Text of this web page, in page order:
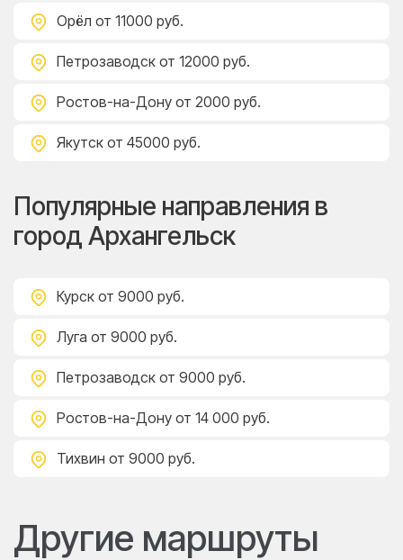
Орёл от 11000 руб.
Петрозаводск от 12000 руб.
Ростов-на-Дону от 2000 руб.
Якутск от 45000 руб.
Популярные направления в
город Архангельск
Курск от 9000 руб.
Луга от 9000 руб.
Петрозаводск от 9000 руб.
Ростов-на-Дону от 14 000 руб.
Тихвин от 9000 руб.
Другие маршруты